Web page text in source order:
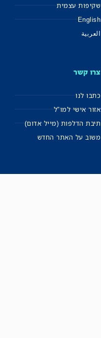
שקיפות עצמית
English
العربية
צרו קשר
כתבו לנו
אזור אישי למו"ל
תיבת הדלפות (מייל אדום)
משוב על האתר החדש